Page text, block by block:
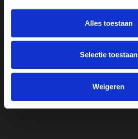
Alles toestaan
Selectie toestaan
Weigeren
Voorzitter Ongehoord Nederland